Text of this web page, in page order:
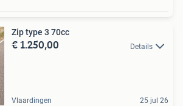
Zip type 3 70cc
€ 1.250,00 Details
Vlaardingen 25 jul 26